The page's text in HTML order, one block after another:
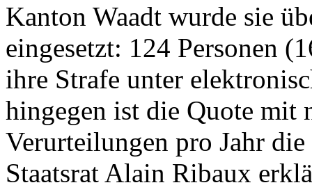
Kanton Waadt wurde sie
eingesetzt: 124 Personen
ihre Strafe unter
hingegen ist die Quote mit
Verurteilungen pro Jahr
Staatsrat Alain Ribaux